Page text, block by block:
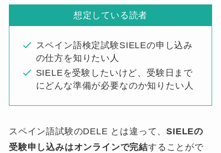
想定している読者
スペイン語検定試験SIELEの申し込み
の仕方を知りたい人
SIELEを受験したいけど、受験日まで
にどんな準備が必要なのか知りたい人
スペイン語試験のDELE とは違って、SIELEの
受験申し込みはオンラインで完結することがで